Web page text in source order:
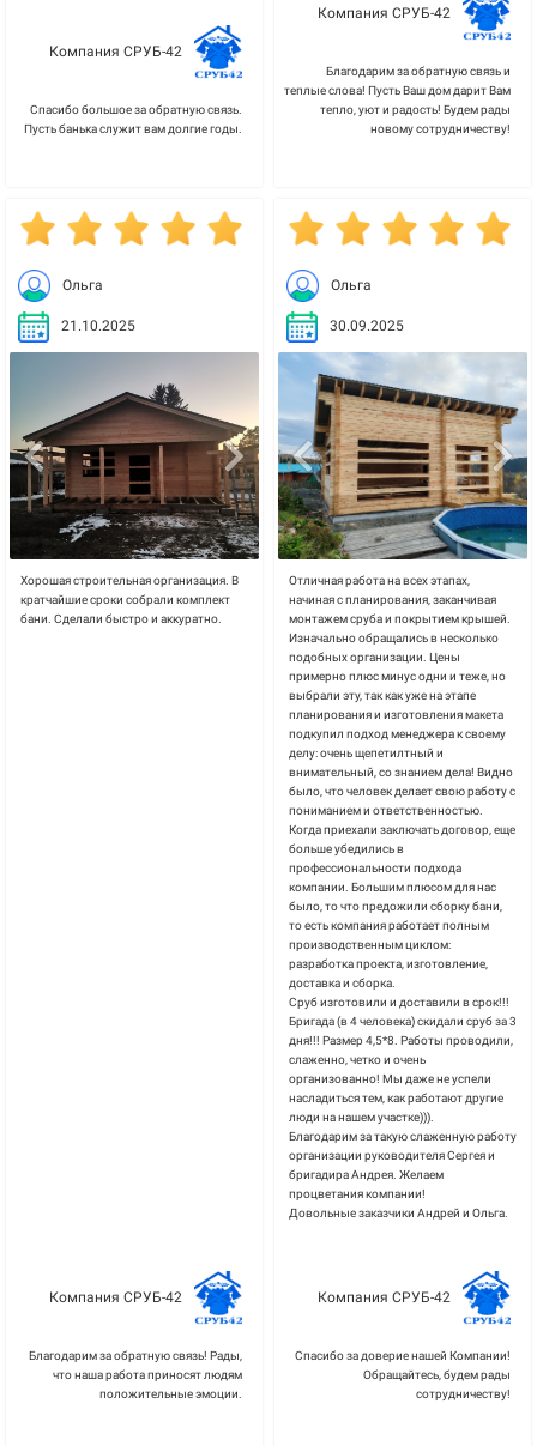
Компания СРУБ-42
Спасибо большое за обратную связь.
Пусть банька служит вам долгие годы.
Компания СРУБ-42
Благодарим за обратную связь и
теплые слова! Пусть Ваш дом дарит Вам
тепло, уют и радость! Будем рады
новому сотрудничеству!
Ольга
21.10.2025
Хорошая строительная организация. В
кратчайшие сроки собрали комплект
бани. Сделали быстро и аккуратно.
Компания СРУБ-42
Благодарим за обратную связь! Рады,
что наша работа приносят людям
положительные эмоции.
Ольга
30.09.2025
Отличная работа на всех этапах,
начиная с планирования, заканчивая
монтажем сруба и покрытием крышей.
Изначально обращались в несколько
подобных организации. Цены
примерно плюс минус одни и теже, но
выбрали эту, так как уже на этапе
планирования и изготовления макета
подкупил подход менеджера к своему
делу: очень щепетилтный и
внимательный, со знанием дела! Видно
было, что человек делает свою работу с
пониманием и ответственностью.
Когда приехали заключать договор, еще
больше убедились в
профессиональности подхода
компании. Большим плюсом для нас
было, то что предожили сборку бани,
то есть компания работает полным
производственным циклом:
разработка проекта, изготовление,
доставка и сборка.
Сруб изготовили и доставили в срок!!!
Бригада (в 4 человека) скидали сруб за 3
дня!!! Размер 4,5*8. Работы проводили,
слаженно, четко и очень
организованно! Мы даже не успели
насладиться тем, как работают другие
люди на нашем участке))).
Благодарим за такую слаженную работу
организации руководителя Сергея и
бригадира Андрея. Желаем
процветания компании!
Довольные заказчики Андрей и Ольга.
Компания СРУБ-42
Спасибо за доверие нашей Компании!
Обращайтесь, будем рады
сотрудничеству!